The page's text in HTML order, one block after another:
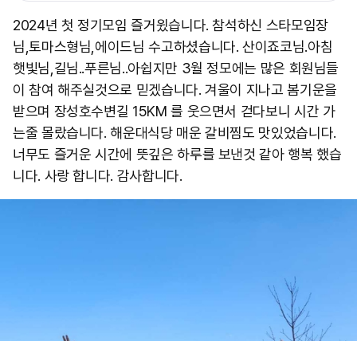
2024년 첫 정기모임 즐거윘습니다. 참석하신 스타모임장
님,토마스형님,에이드님 수고하셨습니다. 산이죠코님.아침
햇빛님,길님..푸른님..아쉽지만 3월 정모에는 많은 회원님들
이 참여 해주실것으로 믿겠습니다. 겨울이 지나고 봄기운을
받으며 장성호수변길 15KM 를 웃으면서 걷다보니 시간 가
는줄 몰랐습니다. 해운대식당 매운 갈비찜도 맛있었습니다.
너무도 즐거운 시간에 뜻깊은 하루를 보낸것 같아 행복 했습
니다. 사랑 합니다. 감사합니다.